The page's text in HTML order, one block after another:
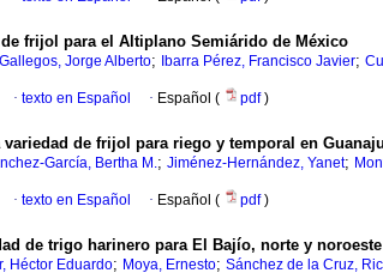
frijol para el Altiplano Semiárido de México
Jorge Alberto; Ibarra Pérez, Francisco Javier;
· texto en Español · Español ( pdf)
variedad de frijol para riego y temporal en
García, Bertha M.; Jiménez-Hernández, Yanet;
· texto en Español · Español ( pdf)
de trigo harinero para El Bajío, norte y
Héctor Eduardo; Moya, Ernesto; Sánchez de la Cruz,